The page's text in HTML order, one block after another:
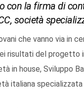
con la firma di
società
che vanno via in
risultati del progetto
in house, Sviluppo
italiana